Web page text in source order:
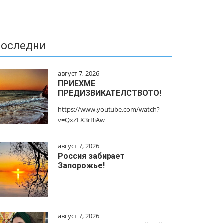
август 7, 2026
ПРИЕХМЕ
ПРЕДИЗВИКАТЕЛСТВОТО!
https://www.youtube.com/watch?
v=QxZLX3rBiAw
август 7, 2026
Россия забирает
Запорожье!
август 7, 2026